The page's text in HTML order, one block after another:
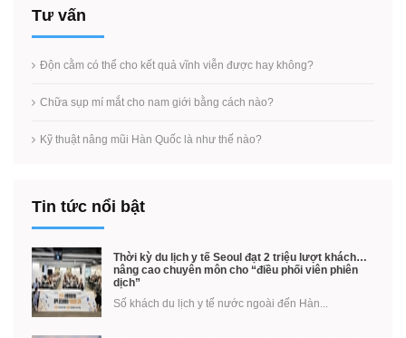
Tư vấn
Độn cằm có thể cho kết quả vĩnh viễn được hay không?
Chữa sụp mí mắt cho nam giới bằng cách nào?
Kỹ thuật nâng mũi Hàn Quốc là như thế nào?
Tin tức nổi bật
Thời kỳ du lịch y tế Seoul đạt 2 triệu lượt khách…
nâng cao chuyên môn cho “điều phối viên phiên
dịch”
Số khách du lịch y tế nước ngoài đến Hàn...